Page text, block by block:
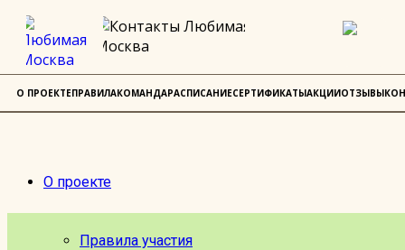
О проекте
Правила участия
О ПРОЕКТЕПРАВИЛАКОМАНДАРАСПИСАНИЕСЕРТИФИКАТЫАКЦИИОТЗЫВЫ